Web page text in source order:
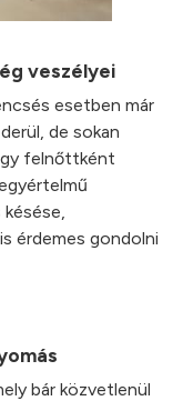
veszélyei
esetben már
de sokan
felnőttként
érdemes gondolni
bár közvetlenül